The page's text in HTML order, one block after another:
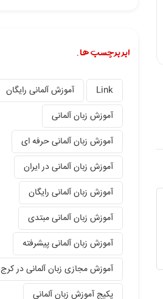
ابر برچسب ها.
Link
آموزش آلمانی رایگان
آموزش زبان آلمانی
آموزش زبان آلمانی حرفه ای
آموزش زبان آلمانی در ایران
آموزش زبان آلمانی رایگان
آموزش زبان آلمانی مبتدی
آموزش زبان آلمانی پیشرفته
آموزش مجازی زبان آلمانی در کرج
پکیج آموزش زبان آلمانی